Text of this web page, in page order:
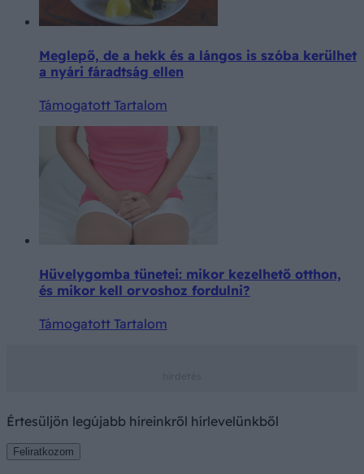
Meglepő, de a hekk és a lángos is szóba kerülhet
a nyári fáradtság ellen
Támogatott Tartalom
Hüvelygomba tünetei: mikor kezelhető otthon,
és mikor kell orvoshoz fordulni?
Támogatott Tartalom
Értesüljön legújabb híreinkről hírlevelünkből
Feliratkozom